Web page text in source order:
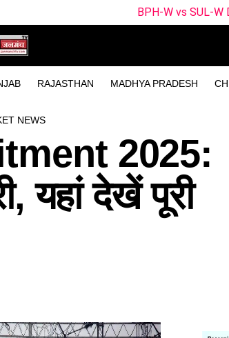
RAJASTHAN MADHYA PRADESH
NEWS
BPH-W vs SUL-W Dream11
2025:
यहां देखें पूरी